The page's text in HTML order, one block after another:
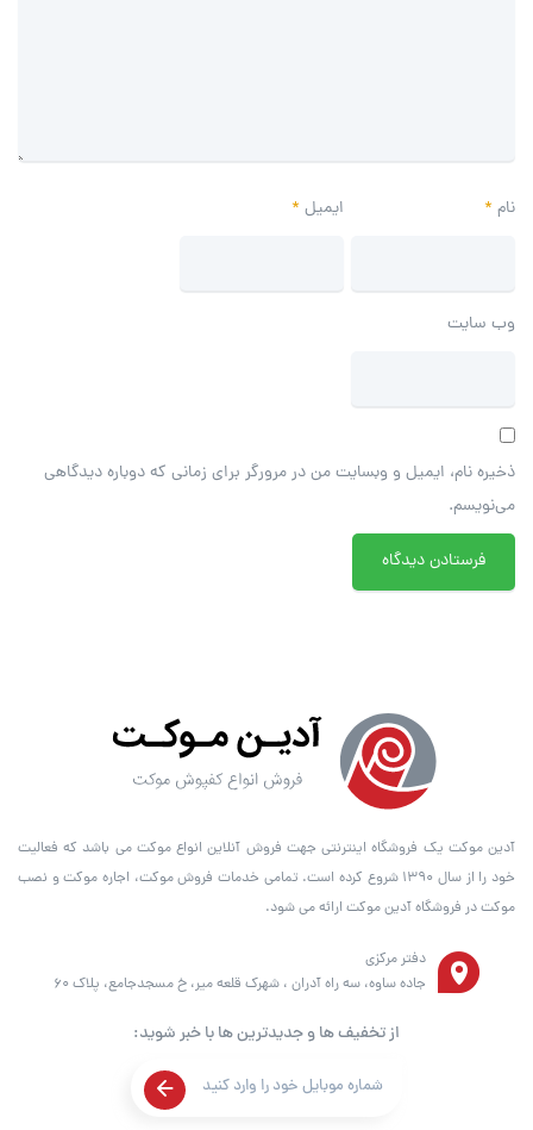
نام* ایمیل*
وب‌ سایت
ذخیره نام، ایمیل و وبسایت من در مرورگر برای زمانی که دوباره دیدگاهی
می‌نویسم.
آدین موکت یک فروشگاه اینترنتی جهت فروش آنلاین انواع موکت می باشد که فعالیت
خود را از سال ۱۳۹۰ شروع کرده است. تمامی خدمات فروش موکت، اجاره موکت و نصب
موکت در فروشگاه آدین موکت ارائه می شود.
دفتر مرکزی
جاده ساوه، سه راه آدران ، شهرک قلعه میر، خ مسجدجامع، پلاک 60
از تخفیف ها و جدیدترین ها با خبر شوید: